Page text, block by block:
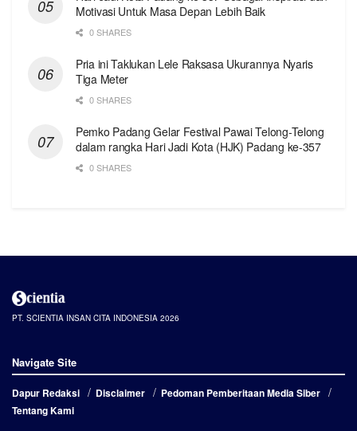
Motivasi Untuk Masa Depan Lebih Baik
0 SHARES
Pria ini Taklukan Lele Raksasa Ukurannya Nyaris
Tiga Meter
0 SHARES
Pemko Padang Gelar Festival Pawai Telong-Telong
dalam rangka Hari Jadi Kota (HJK) Padang ke-357
0 SHARES
PT. SCIENTIA INSAN CITA INDONESIA 2026
Navigate Site
Dapur Redaksi Disclaimer
Pedoman Pemberitaan Media Siber
Tentang Kami